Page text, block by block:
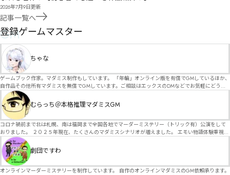
2026年7月9日更新
記事一覧へ
GM
登録ゲームマスター
ちゃな
ゲームブック作家。マダミス制作もしています。 「年輪」オンライン版を有償でGMしているほか、
自作品その他所有マダミスを無償でGMしています。ご相談はエックスのDMなどでお気軽にどう
ぞ。
むらっち＠本格推理マダミスGM
コロナ禍前まで北は札幌、南は福岡まで全国各地でマーダーミステリー（トリック有）公演をして
おりました。 ２０２５年現在、たくさんのマダミスシナリオが増えました。 エモい物語体験重視の
シナリオがマダミス・マーダーミステリーというジャンル名でたくさんあるため、そのようなシナ
リオは簡単に遊べます。 しかし、２～３時間ずっと考え＆議論して、見たことないトリックが解け
る閃きや犯人として逃げ切る楽しみのある本格推理マーダーミステリーを見つけることが難しくな
劇団ですわ
オンラインマーダーミステリーを制作しています。 自作のオンラインマダミスのGM依頼承ります。